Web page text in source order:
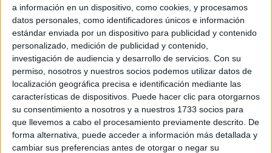
a información en un dispositivo, como cookies, y procesamos
datos personales, como identificadores únicos e información
estándar enviada por un dispositivo para publicidad y contenido
personalizado, medición de publicidad y contenido,
investigación de audiencia y desarrollo de servicios. Con su
permiso, nosotros y nuestros socios podemos utilizar datos de
localización geográfica precisa e identificación mediante las
características de dispositivos. Puede hacer clic para otorgarnos
su consentimiento a nosotros y a nuestros 1733 socios para
que llevemos a cabo el procesamiento previamente descrito. De
forma alternativa, puede acceder a información más detallada y
cambiar sus preferencias antes de otorgar o negar su
Frodo y Clara. LaProtectora de Animales de Ceuta ha
conseguido encontrarlesnuevos hogaresy este mismo
jueves han cruzado aAlgeciraspara emprender el camino
que los llevará con sus nuevas familias.
Han salido desde Ceuta en un barco temprano y en
compañía de voluntarios que se han ofrecido a guiarlos en
este recorrido. La suerte le ha sonreído a Frodo, así como
a Clara y a sus cachorros,animalesque dejan atrás tristes
historias para comenzar un nuevo capítulo.